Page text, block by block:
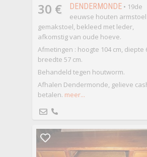
30 € DENDERMONDE• 19de
eeuwse houten armstoel
gemakstoel, bekleed met leder,
afkomstig van oude hoeve.
Afmetingen : hoogte 104 cm, diepte
breedte 57 cm.
Behandeld tegen houtworm.
Afhalen Dendermonde, gelieve
betalen. meer...